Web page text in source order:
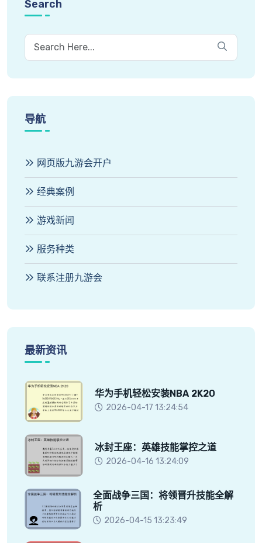
Search
导航
网页版九游会开户
经典案例
游戏新闻
服务种类
联系注册九游会
最新资讯
华为手机轻松安装NBA 2K20
2026-04-17 13:24:54
冰封王座：英雄技能掌控之道
2026-04-16 13:24:09
全面战争三国：将领晋升技能全解
析
2026-04-15 13:23:49